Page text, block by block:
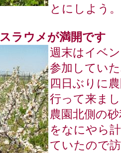
とにしよう。
ラウメが満開です
週末はイベ
参加してい
四日ぶりに
行って来ま
農園北側の
をなにやら
ていたので